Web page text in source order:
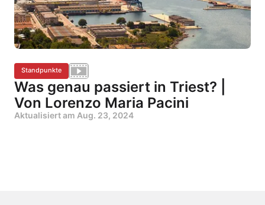
Standpunkte
Was genau passiert in Triest? |
Von Lorenzo Maria Pacini
Aktualisiert am Aug. 23, 2024